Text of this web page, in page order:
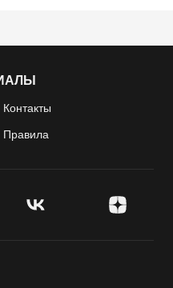
Контакты
Правила